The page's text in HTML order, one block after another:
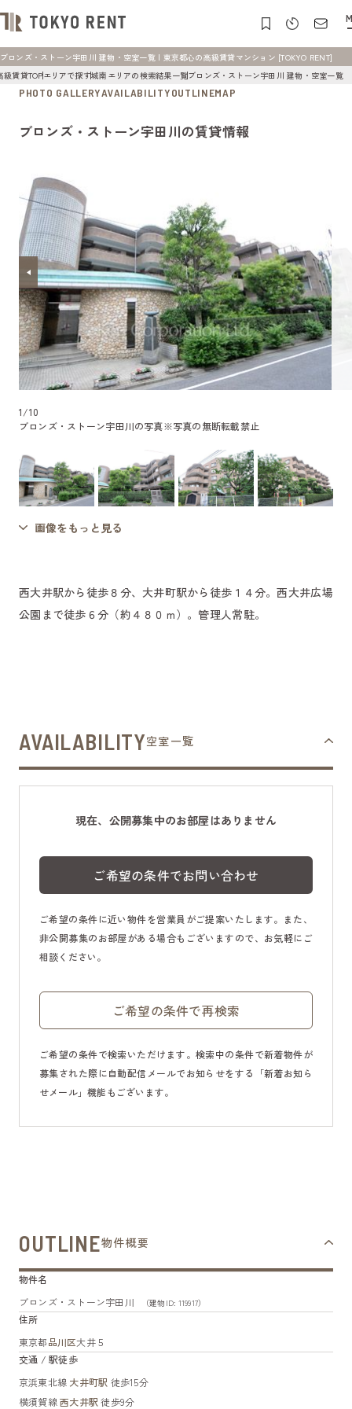
ブロンズ・ストーン宇田川 建物・空室一覧 | 東京都心の高級賃貸マンション [TOKYO RENT]
級賃貸TOPエリアで探す城南エリアの検索結果一覧ブロンズ・ストーン宇田川 建物・空室一覧
PHOTO GALLERYAVAILABILITYOUTLINEMAP
ブロンズ・ストーン宇田川の賃貸情報
1/10
ブロンズ・ストーン宇田川の写真※写真の無断転載禁止
画像をもっと見る
西大井駅から徒歩８分、大井町駅から徒歩１４分。西大井広場
公園まで徒歩６分（約４８０ｍ）。管理人常駐。
AVAILABILITY空室一覧
現在、公開募集中のお部屋はありません
ご希望の条件でお問い合わせ
ご希望の条件に近い物件を営業員がご提案いたします。また、
非公開募集のお部屋がある場合もございますので、お気軽にご
相談ください。
ご希望の条件で再検索
ご希望の条件で検索いただけます。検索中の条件で新着物件が
募集された際に自動配信メールでお知らせをする「新着お知ら
せメール」機能もございます。
OUTLINE物件概要
物件名
ブロンズ・ストーン宇田川
（建物ID: 119917）
住所
東京都品川区大井５
交通 / 駅徒歩
京浜東北線 大井町駅 徒歩15分
横須賀線西大井駅 徒歩9分